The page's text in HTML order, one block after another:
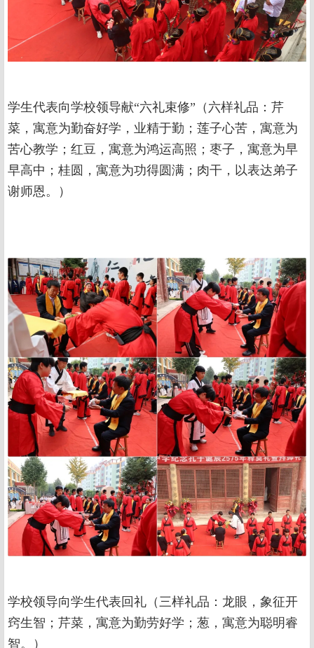
学生代表向学校领导献“六礼束修”（六样礼品：芹
菜，寓意为勤奋好学，业精于勤；莲子心苦，寓意为
苦心教学；红豆，寓意为鸿运高照；枣子，寓意为早
早高中；桂圆，寓意为功得圆满；肉干，以表达弟子
谢师恩。）
学校领导向学生代表回礼（三样礼品：龙眼，象征开
窍生智；芹菜，寓意为勤劳好学；葱，寓意为聪明睿
智。）